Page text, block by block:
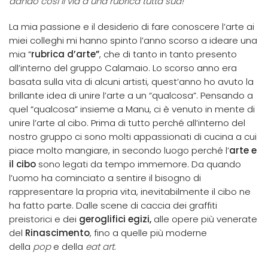
La mia passione e il desiderio di fare conoscere l’arte ai
miei colleghi mi hanno spinto l’anno scorso a ideare una
mia “rubrica d’arte”, che di tanto in tanto presento
all’interno del gruppo Calamaio. Lo scorso anno era
basata sulla vita di alcuni artisti, quest’anno ho avuto la
brillante idea di unire l’arte a un “qualcosa”. Pensando a
quel “qualcosa” insieme a Manu, ci è venuto in mente di
unire l’arte al cibo. Prima di tutto perché all’interno del
nostro gruppo ci sono molti appassionati di cucina a cui
piace molto mangiare, in secondo luogo perché l’arte e
il cibo sono legati da tempo immemore. Da quando
l’uomo ha cominciato a sentire il bisogno di
rappresentare la propria vita, inevitabilmente il cibo ne
ha fatto parte. Dalle scene di caccia dei graffiti
preistorici e dei geroglifici egizi, alle opere più venerate
del Rinascimento, fino a quelle più moderne
della pope della eat art.